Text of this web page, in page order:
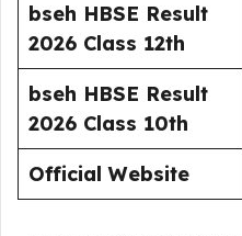
bseh HBSE Result
2026 Class 12th
bseh HBSE Result
2026 Class 10th
Official Website